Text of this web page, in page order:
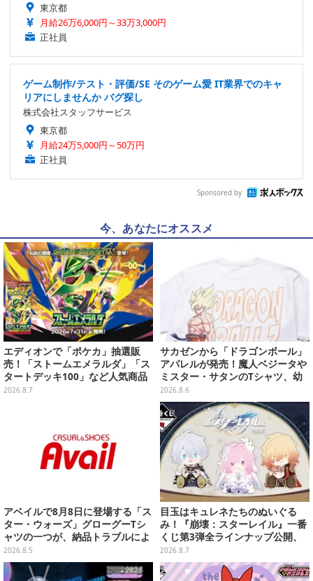
東京都
月給26万6,000円～33万3,000円
正社員
ゲーム制作/テスト・評価/SE そのゲーム愛 IT業界でのキャ
リアにしませんか バグ探し
株式会社スタッフサービス
東京都
月給24万5,000円～50万円
正社員
Sponsored by
今、あなたにオススメ
エディオンで「ポケカ」抽選販
売！「ストームエメラルダ」「ス
タートデッキ100」など人気商品
が対象
2026.8.7
サカゼンから「ドラゴンボール」
アパレルが発売！魔人ベジータや
ミスター・サタンのTシャツ、幼
少期悟空のパーカーなど幅広いデ
ザイン
2026.8.6
アベイルで8月8日に登場する「ス
ター・ウォーズ」グローグーTシ
ャツの一つが、納品トラブルによ
り販売日変更へ
2026.8.5
目玉はキュレネたちのぬいぐる
み！『崩壊：スターレイル』一番
くじ第3弾全ラインナップ公開、
美麗ビジュアルのアクリルボード
など用意
2026.8.7